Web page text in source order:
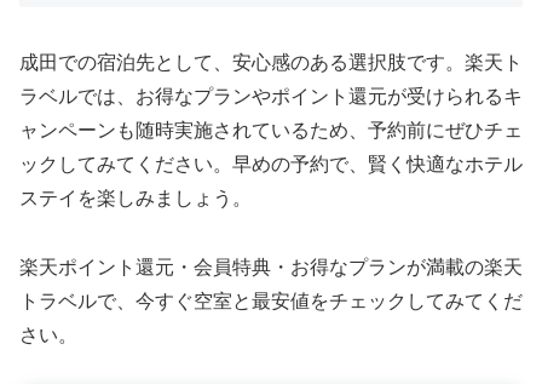
成田での宿泊先として、安心感のある選択肢です。楽天ト
ラベルでは、お得なプランやポイント還元が受けられるキ
ャンペーンも随時実施されているため、予約前にぜひチェ
ックしてみてください。早めの予約で、賢く快適なホテル
ステイを楽しみましょう。
楽天ポイント還元・会員特典・お得なプランが満載の楽天
トラベルで、今すぐ空室と最安値をチェックしてみてくだ
さい。